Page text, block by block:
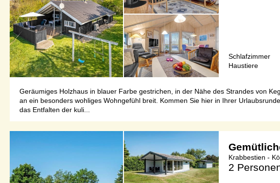
Schlafzimmer
Haustiere
Geräumiges Holzhaus in blauer Farbe gestrichen, in der Nähe des Strandes von
an ein besonders wohliges Wohngefühl breit. Kommen Sie hier in Ihrer
das Entfalten der kuli...
Krabbestien -
2